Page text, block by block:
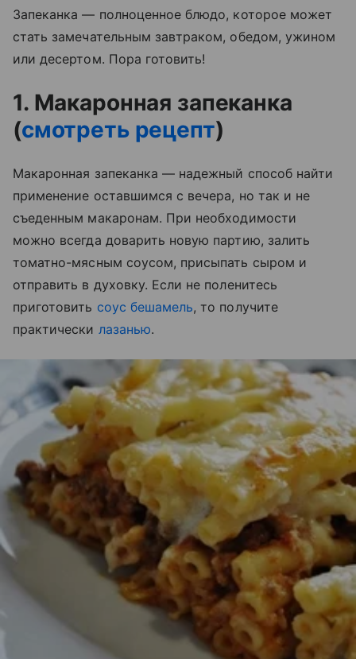
Запеканка — полноценное блюдо, которое может
стать замечательным завтраком, обедом, ужином
или десертом. Пора готовить!
1. Макаронная запеканка
(смотреть рецепт)
Макаронная запеканка — надежный способ найти
применение оставшимся с вечера, но так и не
съеденным макаронам. При необходимости
можно всегда доварить новую партию, залить
томатно-мясным соусом, присыпать сыром и
отправить в духовку. Если не поленитесь
приготовить соус бешамель, то получите
практически лазанью.